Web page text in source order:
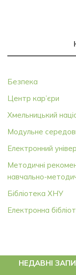
Безпека
Центр кар’єри
Хмельницький
Модульне
Електронний
Методичні
навчально-
Бібліотека ХНУ
Електронна
НЕДАВНІ